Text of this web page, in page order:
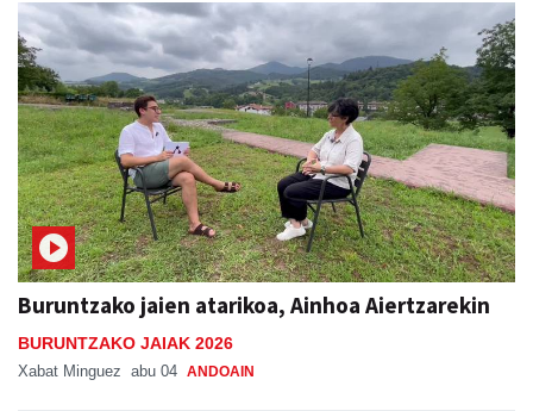
Buruntzako jaien atarikoa, Ainhoa Aiertzarekin
BURUNTZAKO JAIAK 2026
Xabat Minguez abu 04 ANDOAIN